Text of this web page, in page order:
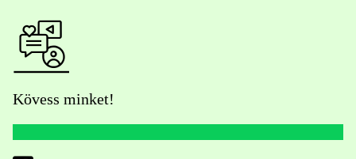
Kövess minket!